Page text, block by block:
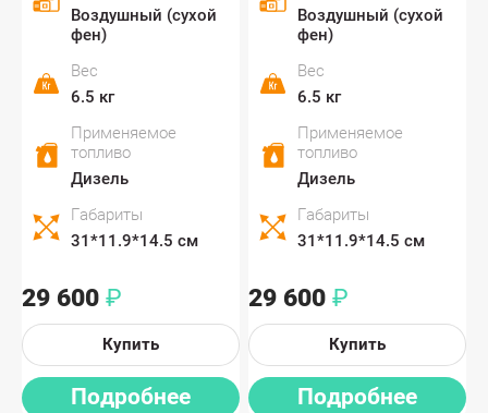
Воздушный (сухой
фен)
Вес
6.5 кг
Применяемое
топливо
Дизель
Габариты
31*11.9*14.5 см
29 600 ₽
Купить
Подробнее
Воздушный (сухой
фен)
Вес
6.5 кг
Применяемое
топливо
Дизель
Габариты
31*11.9*14.5 см
29 600 ₽
Купить
Подробнее